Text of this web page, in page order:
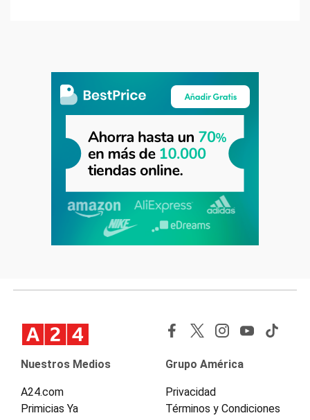
Nuestros Medios
A24.com
Primicias Ya
Grupo América
Privacidad
Términos y Condiciones